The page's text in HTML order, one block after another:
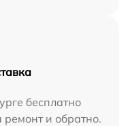
бесплатно
ремонт и обратно.